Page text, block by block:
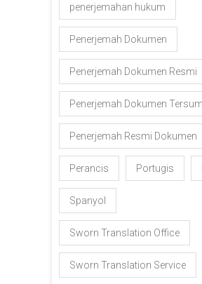
penerjemahan hukum
Penerjemah Dokumen
Penerjemah Dokumen Resmi
Penerjemah Dokumen
Penerjemah Resmi Dokumen
Perancis Portugis
Spanyol
Sworn Translation Office
Sworn Translation Service